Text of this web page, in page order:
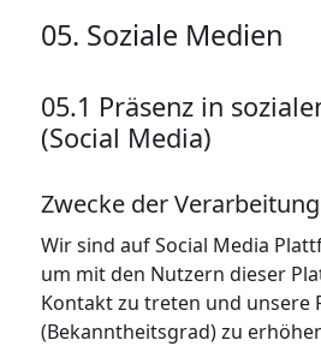
05. Soziale Medien
05.1 Präsenz in
(Social Media)
Zwecke der Verarbeitung
Wir sind auf Social Media
um mit den Nutzern dieser
Kontakt zu treten und unsere
(Bekanntheitsgrad) zu